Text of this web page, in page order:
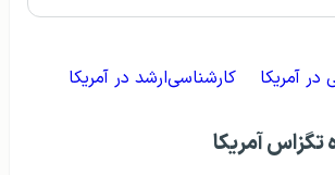
آمریکا کارشناسی‌ارشد در آمریکا
آمریکا